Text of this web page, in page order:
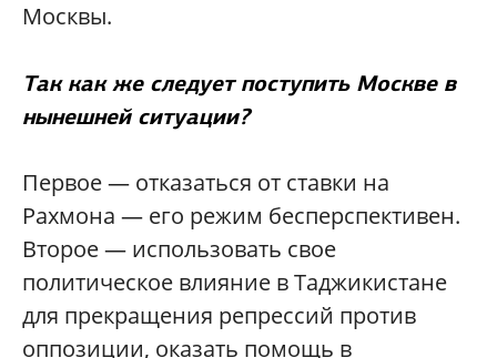
Москвы.
Так как же следует поступить Москве в
нынешней ситуации?
Первое — отказаться от ставки на
Рахмона — его режим бесперспективен.
Второе — использовать свое
политическое влияние в Таджикистане
для прекращения репрессий против
оппозиции, оказать помощь в